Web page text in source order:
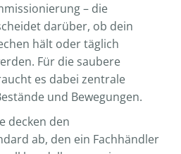
– die
darüber, ob dein
hält oder täglich
Für die saubere
es dabei zentrale
und Bewegungen.
decken den
ab, den ein Fachhändler